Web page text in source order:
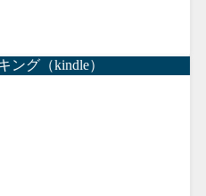
ング（kindle）